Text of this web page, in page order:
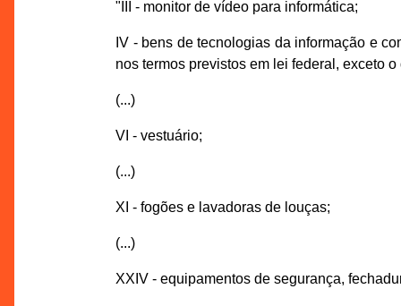
"III - monitor de vídeo para informática;
IV - bens de tecnologias da informação e
nos termos previstos em lei federal, exceto
(...)
VI - vestuário;
(...)
XI - fogões e lavadoras de louças;
(...)
XXIV - equipamentos de segurança,